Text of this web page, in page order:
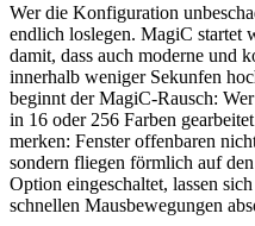
Wer die Konfiguration
endlich loslegen. MagiC startet
damit, dass auch moderne und
innerhalb weniger Sekunfen
beginnt der MagiC-Rausch:
in 16 oder 256 Farben
merken: Fenster offenbaren
sondern fliegen förmlich auf
Option eingeschaltet, lassen
schnellen Mausbewegungen